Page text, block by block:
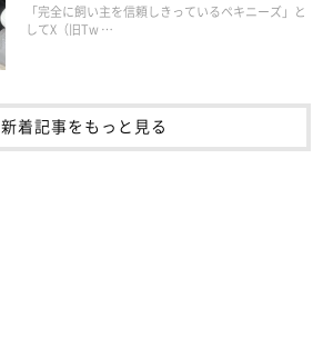
「完全に飼い主を信頼しきっているペキニーズ」と
してX（旧Tw …
新着記事をもっと見る